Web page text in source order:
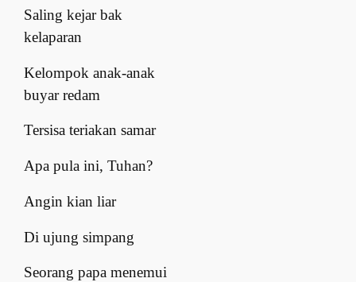
Saling kejar bak
kelaparan
Kelompok anak-anak
buyar redam
Tersisa teriakan samar
Apa pula ini, Tuhan?
Angin kian liar
Di ujung simpang
Seorang papa menemui